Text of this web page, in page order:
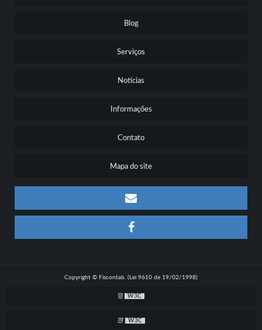
Blog
Serviços
Notícias
Informações
Contato
Mapa do site
Copyright © Fiscontab. (Lei 9610 de 19/02/1998)
W3C
W3C